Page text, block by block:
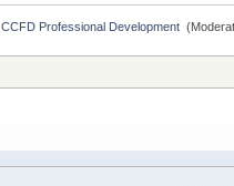
CCFD Professional Development